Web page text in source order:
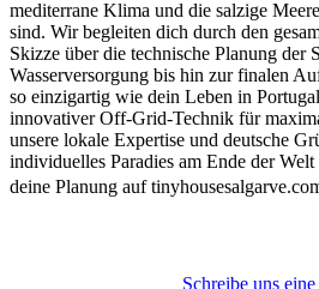
mediterrane Klima und die salzige
sind. Wir begleiten dich durch den
Skizze über die technische Planung der
Wasserversorgung bis hin zur finalen
so einzigartig wie dein Leben in
innovativer Off-Grid-Technik für
unsere lokale Expertise und deutsche
individuelles Paradies am Ende der
deine Planung auf
Schreibe uns